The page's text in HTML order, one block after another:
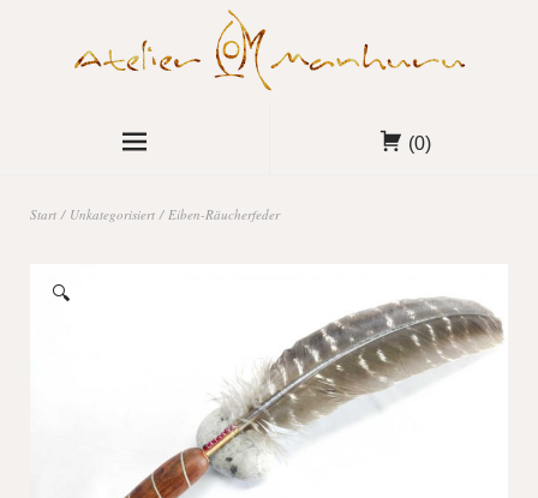
(0)
Start / Unkategorisiert / Eiben-Räucherfeder
🔍